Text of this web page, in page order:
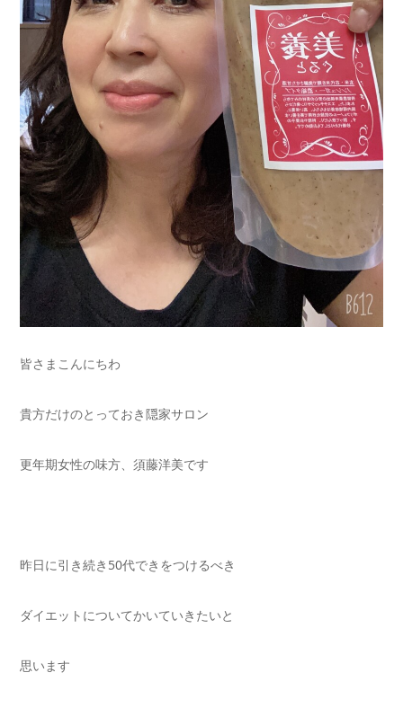
皆さまこんにちわ
貴方だけのとっておき隠家サロン
更年期女性の味方、須藤洋美です
昨日に引き続き50代できをつけるべき
ダイエットについてかいていきたいと
思います